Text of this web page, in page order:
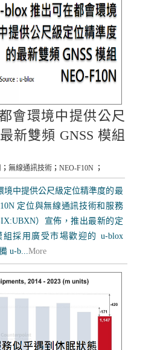
會環境中提供公尺
新雙頻 GNSS 模組
；無線通訊技術 ；NEO-F10N ；
境中提供公尺級定位精準度的最
定位與無線通訊技術和服務
）宣佈，推出最新的定
組採用廣受市場歡迎的 u-blox
u-b...More